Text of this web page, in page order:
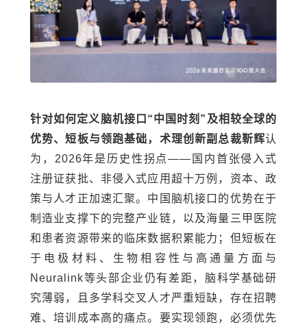
针对如何定义脑机接口“中国时刻”及相较全球的
优势、短板与领跑基础，术理创新副总裁靳辉认
为，2026年是历史性拐点——国内首张侵入式
注册证获批、非侵入式应用超十万例，资本、政
策与人才正加速汇聚。中国脑机接口的优势在于
制造业支撑下的完整产业链，以及海量三甲医院
和患者资源带来的临床数据积累能力；但短板在
于电极材料、生物相容性与高通量方面与
Neuralink等头部企业仍有差距，脑科学基础研
究薄弱，且多学科交叉人才严重短缺，存在招聘
难、培训成本高的痛点。要实现领跑，必须优先